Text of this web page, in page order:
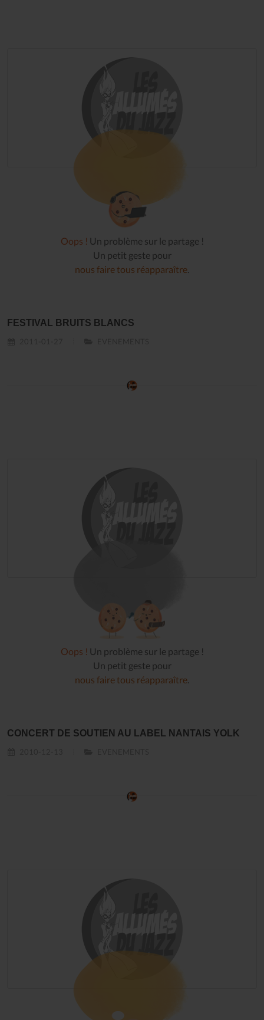
Oops ! Un problème sur le partage !
Un petit geste pour
nous faire tous réapparaître
FESTIVAL BRUITS BLANCS
Oops ! Un problème sur le partage !
Un petit geste pour
nous faire tous réapparaître.
CONCERT DE SOUTIEN AU LABEL NANTAIS YOLK